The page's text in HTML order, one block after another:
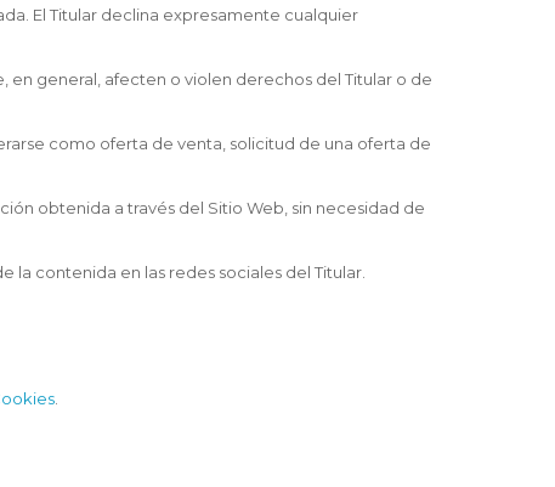
El Titular declina expresamente cualquier
en general, afecten o violen derechos del Titular o de
como oferta de venta, solicitud de una oferta de
obtenida a través del Sitio Web, sin necesidad de
la contenida en las redes sociales del Titular.